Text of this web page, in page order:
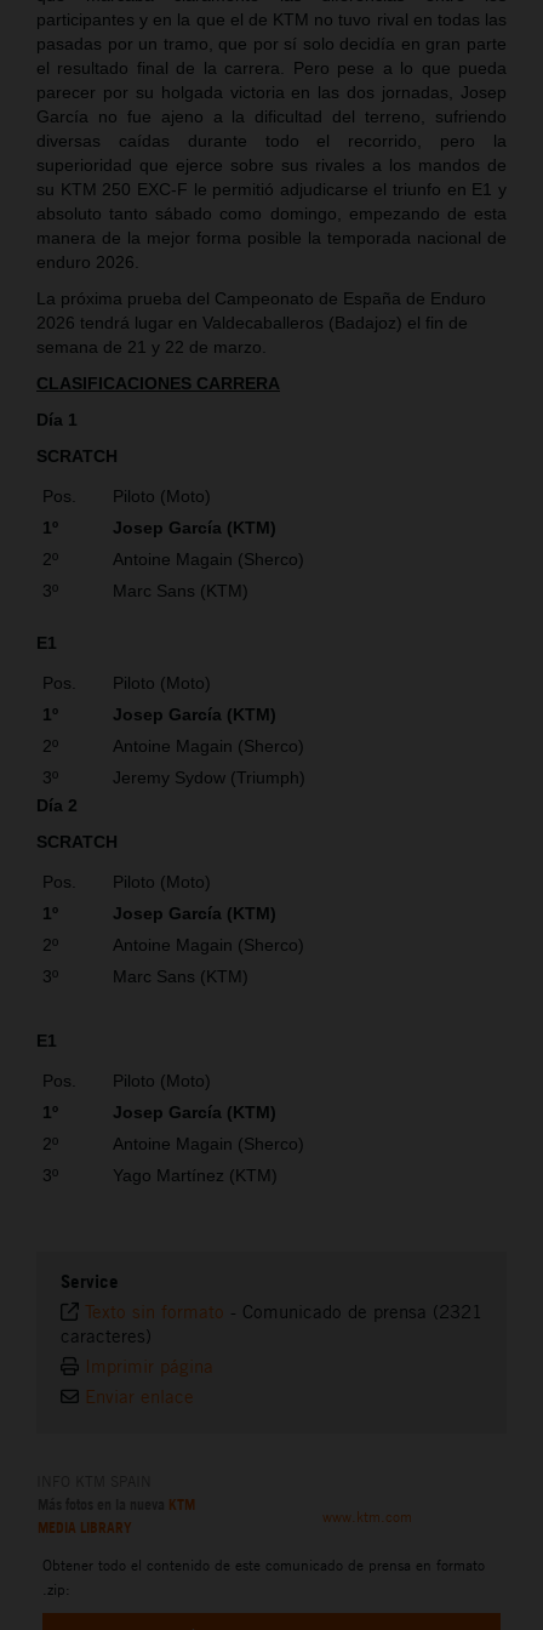
participantes y en la que el de KTM no tuvo rival en todas las
pasadas por un tramo, que por sí solo decidía en gran parte
el resultado final de la carrera. Pero pese a lo que pueda
parecer por su holgada victoria en las dos jornadas, Josep
García no fue ajeno a la dificultad del terreno, sufriendo
diversas caídas durante todo el recorrido, pero la
superioridad que ejerce sobre sus rivales a los mandos de
su KTM 250 EXC-F le permitió adjudicarse el triunfo en E1 y
absoluto tanto sábado como domingo, empezando de esta
manera de la mejor forma posible la temporada nacional de
enduro 2026.
La próxima prueba del Campeonato de España de Enduro
2026 tendrá lugar en Valdecaballeros (Badajoz) el fin de
semana de 21 y 22 de marzo.
CLASIFICACIONES CARRERA
Día 1
SCRATCH
Pos.
Piloto (Moto)
1º
Josep García (KTM)
2º
Antoine Magain (Sherco)
3º
Marc Sans (KTM)
E1
Pos.
Piloto (Moto)
1º
Josep García (KTM)
2º
Antoine Magain (Sherco)
3º
Jeremy Sydow (Triumph)
Día 2
SCRATCH
Pos.
Piloto (Moto)
1º
Josep García (KTM)
2º
Antoine Magain (Sherco)
3º
Marc Sans (KTM)
E1
Pos.
Piloto (Moto)
1º
Josep García (KTM)
2º
Antoine Magain (Sherco)
3º
Yago Martínez (KTM)
Service
Texto sin formato - Comunicado de prensa (2321
caracteres)
Imprimir página
Enviar enlace
KTM
MEDIA LIBRARY
www.ktm.com
Obtener todo el contenido de este comunicado de prensa en formato
.zip: